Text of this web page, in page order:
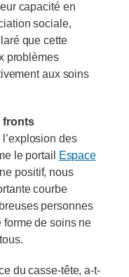
capacité en
sociale,
que cette
problèmes
aux soins
fronts
des
le portail
Espace
positif, nous
courbe
personnes
forme de soins ne
du casse-tête, a-t-